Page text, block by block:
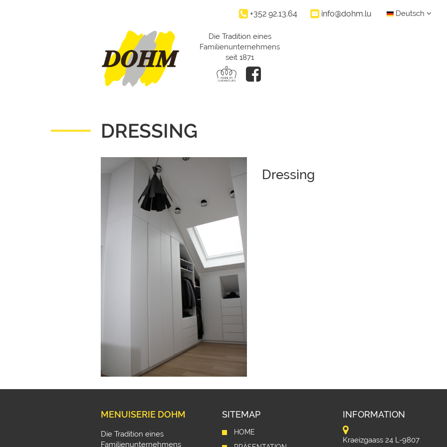
+352 92.13.64 info@dohm.lu Deutsch
Die Tradition eines
Familienunternehmens
seit 1871
DRESSING
Dressing
MENUISERIE DOHM
Die Tradition eines
Familienunternehmens
SITEMAP
HOME
INFORMATION
Kraeizgaass 24 L-9807